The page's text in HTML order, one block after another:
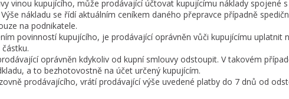
vinou kupujícího, může prodávající účtovat kupujícímu náklady spojené
nákladu se řídí aktuálním ceníkem daného přepravce případně
na podnikatele.
povinností kupujícího, je prodávající oprávněn vůči kupujícímu uplatnit
oprávněn kdykoliv od kupní smlouvy odstoupit. V takovém
a to bezhotovostně na účet určený kupujícím.
prodávajícího, vrátí prodávající výše uvedené platby do 7 dnů od